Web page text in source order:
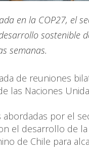
en la COP27, el
sostenible
semanas.
de reuniones
las Naciones
abordadas por el
el desarrollo de
de Chile para